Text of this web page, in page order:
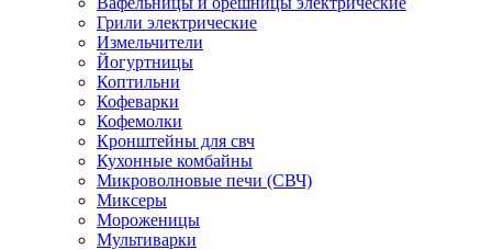
Грили электрические
Измельчители
Йогуртницы
Коптильни
Кофеварки
Кофемолки
Кронштейны для свч
Кухонные комбайны
Микроволновые печи (СВЧ)
Миксеры
Мороженицы
Мультиварки